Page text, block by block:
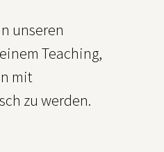
unseren
Teaching,
mit
zu werden.